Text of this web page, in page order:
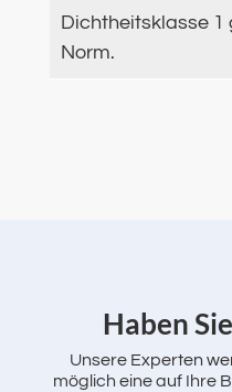
Dichtheitsklasse 1
Norm.
‌Haben
Unsere Experten
möglich eine auf Ihre